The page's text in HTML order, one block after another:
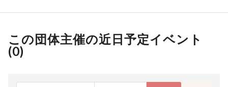
この団体主催の近日予定イベント
(0)